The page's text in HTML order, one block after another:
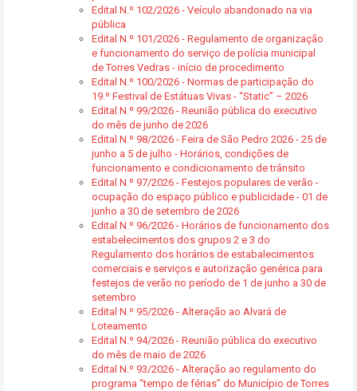
Edital N.º 102/2026 - Veículo abandonado na via
pública
Edital N.º 101/2026 - Regulamento de organização
e funcionamento do serviço de polícia municipal
de Torres Vedras - início de procedimento
Edital N.º 100/2026 - Normas de participação do
19.º Festival de Estátuas Vivas - “Static” – 2026
Edital N.º 99/2026 - Reunião pública do executivo
do mês de junho de 2026
Edital N.º 98/2026 - Feira de São Pedro 2026 - 25 de
junho a 5 de julho - Horários, condições de
funcionamento e condicionamento de trânsito
Edital N.º 97/2026 - Festejos populares de verão -
ocupação do espaço público e publicidade - 01 de
junho a 30 de setembro de 2026
Edital N.º 96/2026 - Horários de funcionamento dos
estabelecimentos dos grupos 2 e 3 do
Regulamento dos horários de estabalecimentos
comerciais e serviços e autorização genérica para
festejos de verão no período de 1 de junho a 30 de
setembro
Edital N.º 95/2026 - Alteração ao Alvará de
Loteamento
Edital N.º 94/2026 - Reunião pública do executivo
do mês de maio de 2026
Edital N.º 93/2026 - Alteração ao regulamento do
programa “tempo de férias” do Município de Torres